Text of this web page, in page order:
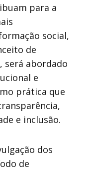
para a
social,
de
será abordado
e
prática que
e inclusão.
dos
de